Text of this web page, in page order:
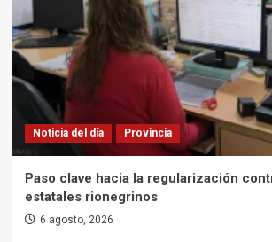
Noticia del día Provincia
Paso clave hacia la regularización
estatales rionegrinos
6 agosto, 2026